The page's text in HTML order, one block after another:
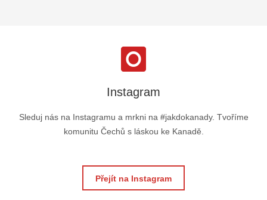
Instagram
Sleduj nás na Instagramu a mrkni na #jakdokanady. Tvoříme
komunitu Čechů s láskou ke Kanadě.
Přejít na Instagram